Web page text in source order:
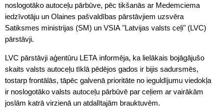
noslogotāko autoceļu pārbūve, pēc tikšanās ar Medemciema
iedzīvotāju un Olaines pašvaldības pārstāvjiem uzsvēra
Satiksmes ministrijas (SM) un VSIA "Latvijas valsts ceļi" (LVC)
pārstāvji.
LVC pārstāvji aģentūru LETA informēja, ka lielākais bojāgājušo
skaits valsts autoceļu tīklā pēdējos gados ir bijis sadursmēs,
tostarp frontālās, tāpēc galvenā prioritāte no ieguldījumu viedokļa
ir noslogotāko valsts autoceļu pārbūvē par ceļiem ar vairākām
joslām katrā virzienā un atdalītajām brauktuvēm.